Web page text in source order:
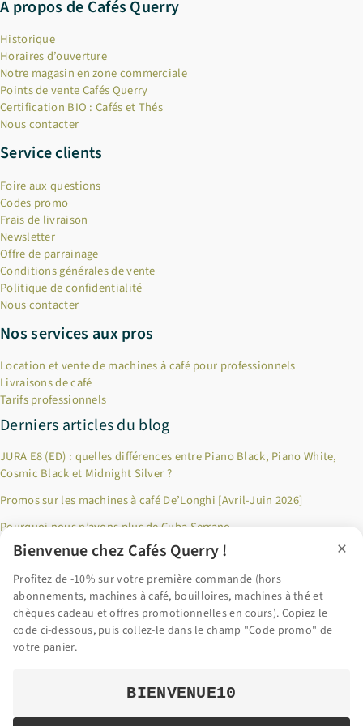
A propos de Cafés Querry
Historique
Horaires d’ouverture
Notre magasin en zone commerciale
Points de vente Cafés Querry
Certification BIO : Cafés et Thés
Nous contacter
Service clients
Foire aux questions
Codes promo
Frais de livraison
Newsletter
Offre de parrainage
Conditions générales de vente
Politique de confidentialité
Nous contacter
Nos services aux pros
Location et vente de machines à café pour professionnels
Livraisons de café
Tarifs professionnels
Derniers articles du blog
JURA E8 (ED) : quelles différences entre Piano Black, Piano White,
Cosmic Black et Midnight Silver ?
Promos sur les machines à café De’Longhi [Avril-Juin 2026]
Pourquoi nous n’avons plus de Cuba Serrano
Jusqu’à 100€ remboursés sur les produits Riviera & Bar ! [Décembre
2024]
Pourquoi privilégier le café en grains fraîchement torréfié ?
Accéder au blog
×
Bienvenue chez Cafés Querry !
Profitez de -10% sur votre première commande (hors
abonnements, machines à café, bouilloires, machines à thé et
chèques cadeau et offres promotionnelles en cours). Copiez le
code ci-dessous, puis collez-le dans le champ "Code promo" de
votre panier.
BIENVENUE10